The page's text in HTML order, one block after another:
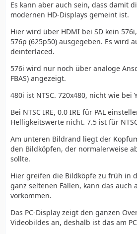
Es kann aber auch sein, dass damit
modernen HD-Displays gemeint ist.
Hier wird über HDMI bei SD kein
576p (625p50) ausgegeben. Es wird
deinterlaced.
576i wird nur noch über analoge
FBAS) angezeigt.
480i ist NTSC. 720x480, nicht wie bei
Bei NTSC IRE, 0.0 IRE für PAL
Helligkeitswerte nicht. 7.5 ist für
Am unteren Bildrand liegt der
den Bildköpfen, der normalerweise
sollte.
Hier greifen die Bildköpfe zu früh in
ganz seltenen Fällen, kann das auch
vorkommen.
Das PC-Display zeigt den ganzen
Videobildes an, deshalb ist das am